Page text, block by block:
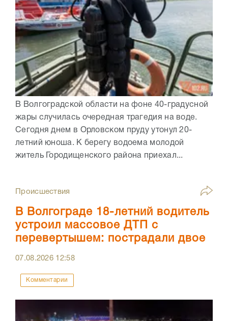
В Волгоградской области на фоне 40-градусной
жары случилась очередная трагедия на воде.
Сегодня днем в Орловском пруду утонул 20-
летний юноша. К берегу водоема молодой
житель Городищенского района приехал...
Происшествия
В Волгограде 18-летний водитель
устроил массовое ДТП с
перевертышем: пострадали двое
07.08.2026 12:58
Комментарии